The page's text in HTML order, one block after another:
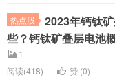
热点股
2023年钙钛
些？钙钛矿叠层电池
1
阅读(418)
赞 (0)